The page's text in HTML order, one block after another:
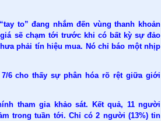
to” đang nhắm đến vùng thanh khoản
sẽ chạm tới trước khi có bất kỳ sự đảo
phải tín hiệu mua. Nó chỉ báo một nhịp
6 cho thấy sự phân hóa rõ rệt giữa giới
tham gia khảo sát. Kết quả, 11 người
trong tuần tới. Chỉ có 2 người (13%) tin